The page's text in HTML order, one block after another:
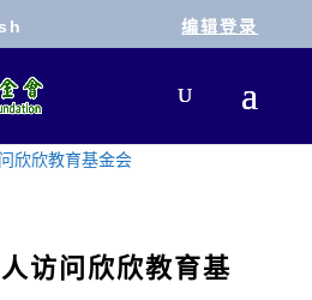
编辑登录
欣欣教育基金会
访问欣欣教育基